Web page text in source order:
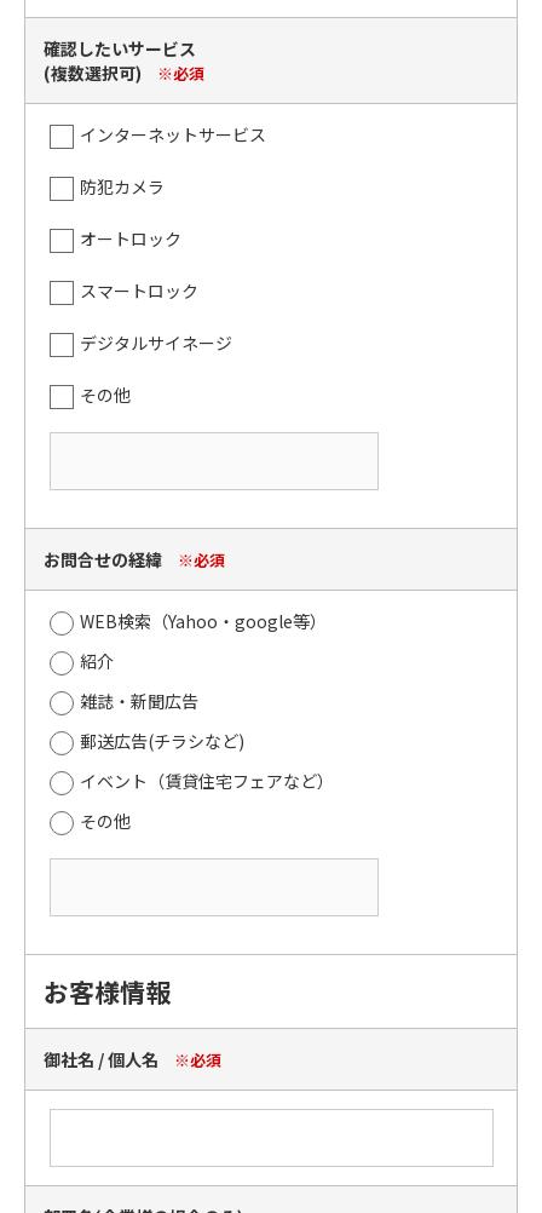
確認したいサービス
(複数選択可)
※必須
インターネットサービス
防犯カメラ
オートロック
スマートロック
デジタルサイネージ
その他
お問合せの経緯 ※必須
WEB検索（Yahoo・google等）
紹介
雑誌・新聞広告
郵送広告(チラシなど)
イベント（賃貸住宅フェアなど）
その他
お客様情報
御社名 / 個人名 ※必須